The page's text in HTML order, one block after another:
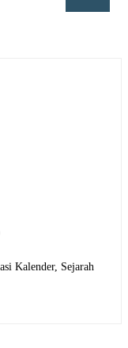
Kalender, Sejarah